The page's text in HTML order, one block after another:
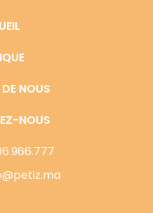
NOUS
NOUS